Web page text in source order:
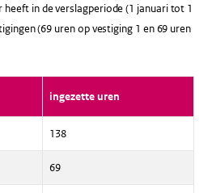
in de verslagperiode (1 januari tot 1
(69 uren op vestiging 1 en 69 uren
ingezette uren
138
69